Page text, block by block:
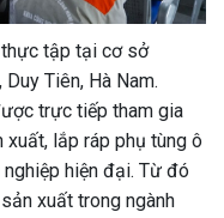
thực tập tại cơ sở
Tiên, Hà Nam.
trực tiếp tham gia
xuất, lắp ráp phụ tùng ô
hiện đại. Từ đó
xuất trong ngành